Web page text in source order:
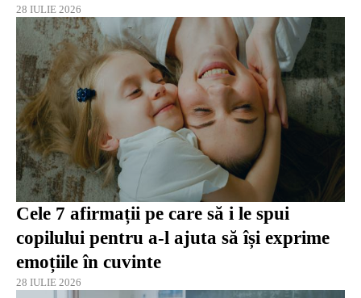
28 IULIE 2026
Cele 7 afirmații pe care să i le spui
copilului pentru a-l ajuta să își exprime
emoțiile în cuvinte
28 IULIE 2026